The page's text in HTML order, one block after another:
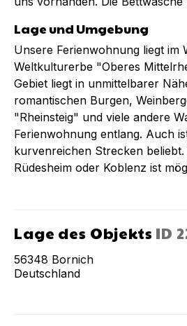
Lage und Umgebung
Unsere Ferienwohnung liegt im
Weltkulturerbe "Oberes
Gebiet liegt in unmittelbarer
romantischen Burgen,
"Rheinsteig" und viele andere
Ferienwohnung entlang. Auch
kurvenreichen Strecken
Rüdesheim oder Koblenz ist
Lage des Objekts ID
56348 Bornich
Deutschland